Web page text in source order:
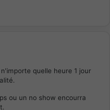
quelle heure 1 jour
ou un no show encourra